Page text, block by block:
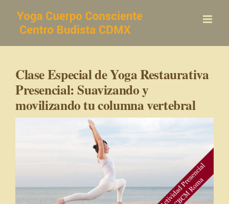
contenido
Clase Especial de Yoga Restaurativa
Presencial: Suavizando y
movilizando tu columna vertebral